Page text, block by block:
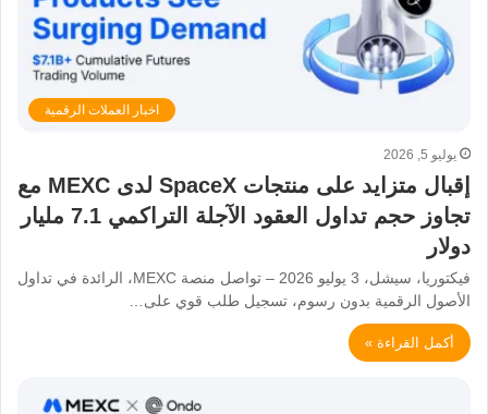
اخبار العملات الرقمية
يوليو 5, 2026
إقبال متزايد على منتجات SpaceX لدى MEXC مع
تجاوز حجم تداول العقود الآجلة التراكمي 7.1 مليار
دولار
فيكتوريا، سيشل، 3 يوليو 2026 – تواصل منصة MEXC، الرائدة في تداول
الأصول الرقمية بدون رسوم، تسجيل طلب قوي على…
أكمل القراءة »